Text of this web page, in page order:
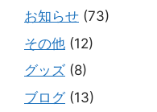
お知らせ (73)
その他 (12)
グッズ (8)
ブログ(13)